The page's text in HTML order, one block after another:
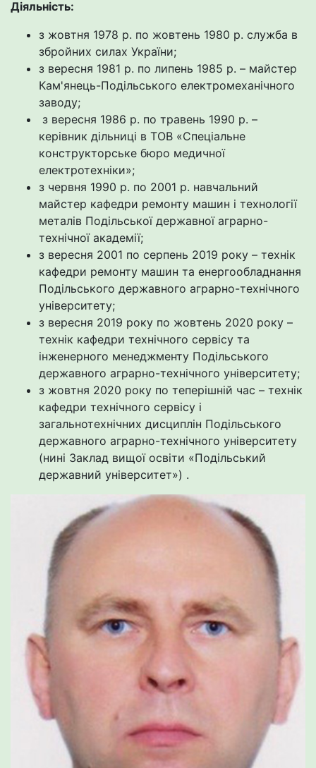
Діяльність:
з жовтня 1978 р. по жовтень 1980 р. служба в
збройних силах України;
з вересня 1981 р. по липень 1985 р. – майстер
Кам'янець-Подільського електромеханічного
заводу;
з вересня 1986 р. по травень 1990 р. –
керівник дільниці в ТОВ «Спеціальне
конструкторське бюро медичної
електротехніки»;
з червня 1990 р. по 2001 р. навчальний
майстер кафедри ремонту машин і технології
металів Подільської державної аграрно-
технічної академії;
з вересня 2001 по серпень 2019 року – технік
кафедри ремонту машин та енергообладнання
Подільського державного аграрно-технічного
університету;
з вересня 2019 року по жовтень 2020 року –
технік кафедри технічного сервісу та
інженерного менеджменту Подільського
державного аграрно-технічного університету;
з жовтня 2020 року по теперішній час – технік
кафедри технічного сервісу і
загальнотехнічних дисциплін Подільського
державного аграрно-технічного університету
(нині Заклад вищої освіти «Подільський
державний університет») .